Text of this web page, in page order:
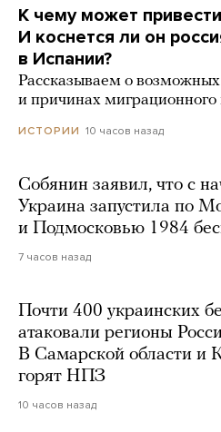
К чему может
И коснется ли он
в Испании?
Рассказываем о возможных
и причинах миграционного
ИСТОРИИ 10 часов назад
Собянин заявил, что с
Украина запустила по
и Подмосковью 1984
7 часов назад
Почти 400 украинских
атаковали регионы
В Самарской области и
горят НПЗ
10 часов назад